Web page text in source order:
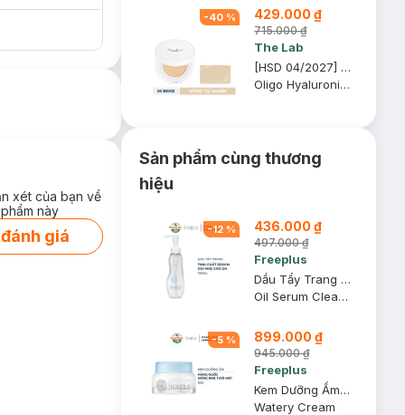
xét của bạn về
này
giá
-40 % 429.000 ₫
715.000 ₫
The Lab
[HSD 04/2027] Phấn Nước The Lab Dưỡng Ẩm Màu 02 Beige - Hồng Tự Nhiên 12g
Oligo Hyaluronic Acid Healthy Cream Cushion
Sản phẩm cùng thương
hiệu
-12 % 436.000 ₫
497.000 ₫
Freeplus
Dầu Tẩy Trang Freeplus Tinh Chất Serum Dịu Nhẹ 100ml
Oil Serum Cleansing
-5 % 899.000 ₫
945.000 ₫
Freeplus
Kem Dưỡng Ẩm Freeplus Màng Nước Mỏng Nhẹ Tươi Mát 50g
Watery Cream